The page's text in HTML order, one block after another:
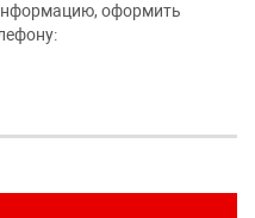
оформить